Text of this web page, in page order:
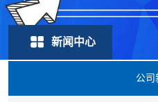
新闻中心
公司